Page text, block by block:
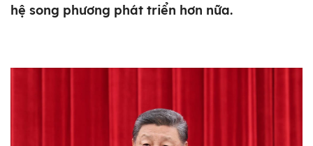
hệ song phương phát triển hơn nữa.